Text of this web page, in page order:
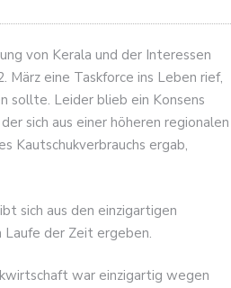
von Kerala und der Interessen
März eine Taskforce ins Leben rief,
sollte. Leider blieb ein Konsens
sich aus einer höheren regionalen
Kautschukverbrauchs ergab,
sich aus den einzigartigen
Laufe der Zeit ergeben.
war einzigartig wegen